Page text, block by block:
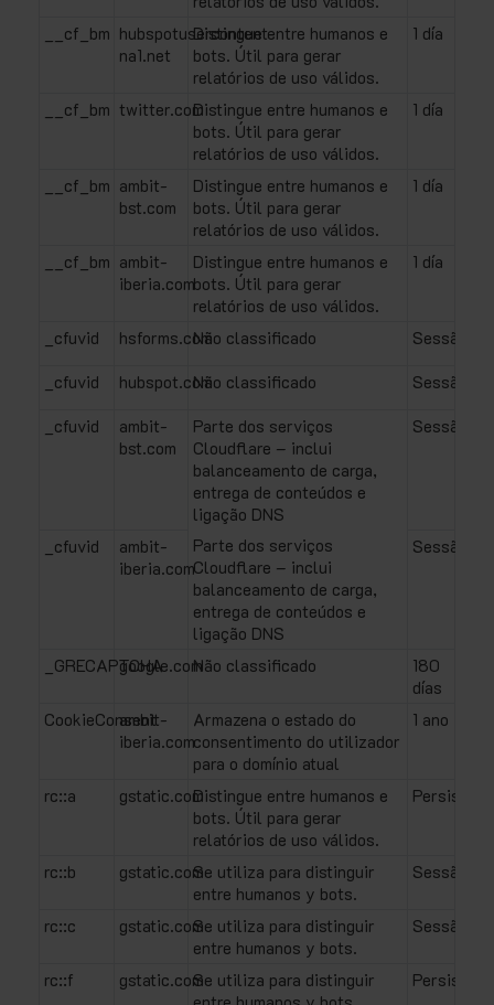
__cf_bm hubspotusercontent-
na1.net
Distingue entre humanos e
bots. Útil para gerar
relatórios de uso válidos.
1 día
__cf_bm twitter.comDistingue entre humanos e
bots. Útil para gerar
relatórios de uso válidos.
1 día
__cf_bm ambit-
bst.com
Distingue entre humanos e
bots. Útil para gerar
relatórios de uso válidos.
1 día
__cf_bm ambit-
iberia.com
Distingue entre humanos e
bots. Útil para gerar
relatórios de uso válidos.
1 día
_cfuvid hsforms.comNão classificado
Sessão
_cfuvid
hubspot.comNão classificado
Sessão
_cfuvid
ambit-
bst.com
Parte dos serviços
Cloudflare – inclui
balanceamento de carga,
entrega de conteúdos e
ligação DNS
Sessão
_cfuvid
ambit-
iberia.com
Parte dos serviços
Cloudflare – inclui
balanceamento de carga,
entrega de conteúdos e
ligação DNS
Sessão
_GRECAPTCHAgoogle.comNão classificado
180
días
CookieConsent
ambit-
iberia.com
Armazena o estado do
consentimento do utilizador
para o domínio atual
1 ano
rc::a gstatic.comDistingue entre humanos e
bots. Útil para gerar
relatórios de uso válidos.
Persistent
rc::b gstatic.comSe utiliza para distinguir
entre humanos y bots.
Sessão
rc::c gstatic.comSe utiliza para distinguir
entre humanos y bots.
Sessão
rc::f gstatic.comSe utiliza para distinguir
Persistent